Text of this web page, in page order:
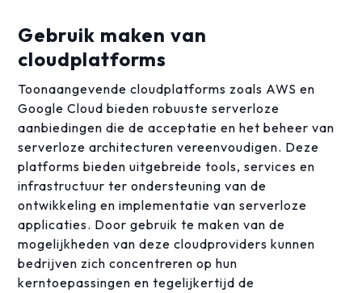
Gebruik maken van
cloudplatforms
Toonaangevende cloudplatforms zoals AWS en
Google Cloud bieden robuuste serverloze
aanbiedingen die de acceptatie en het beheer van
serverloze architecturen vereenvoudigen. Deze
platforms bieden uitgebreide tools, services en
infrastructuur ter ondersteuning van de
ontwikkeling en implementatie van serverloze
applicaties. Door gebruik te maken van de
mogelijkheden van deze cloudproviders kunnen
bedrijven zich concentreren op hun
kerntoepassingen en tegelijkertijd de